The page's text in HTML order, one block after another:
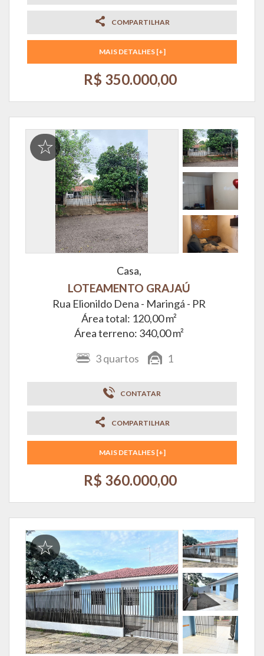
COMPARTILHAR
MAIS DETALHES [+]
R$ 350.000,00
Casa,
LOTEAMENTO GRAJAÚ
Rua Elionildo Dena - Maringá - PR
Área total: 120,00 m²
Área terreno: 340,00 m²
3quartos 1
CONTATAR
COMPARTILHAR
MAIS DETALHES [+]
R$ 360.000,00